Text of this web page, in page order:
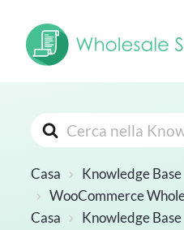
Cerca
Casa
Knowledge Base
WooCommerce
Casa
Knowledge Base